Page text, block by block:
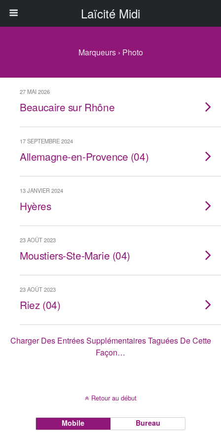
Laïcité Midi
Marqueurs › Photo
27 MAI 2026
Beaucaire sur Rhône
17 SEPTEMBRE 2024
Allemagne-en-Provence (04)
13 JANVIER 2024
Hyères
23 AOÛT 2023
Moustiers-Ste-Marie (04)
23 AOÛT 2023
Riez (04)
Charger Des Entrées Supplémentaires Taguées De Cette
Façon…
Retour au début
Mobile Bureau